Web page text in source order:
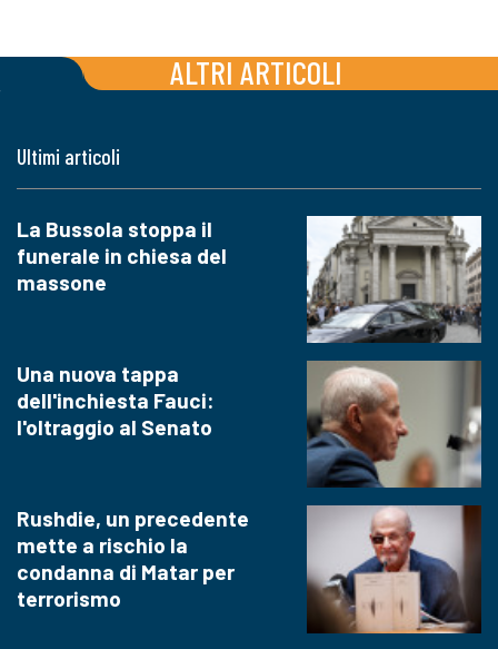
ALTRI ARTICOLI
Ultimi articoli
La Bussola stoppa il
funerale in chiesa del
massone
Una nuova tappa
dell'inchiesta Fauci:
l'oltraggio al Senato
Rushdie, un precedente
mette a rischio la
condanna di Matar per
terrorismo